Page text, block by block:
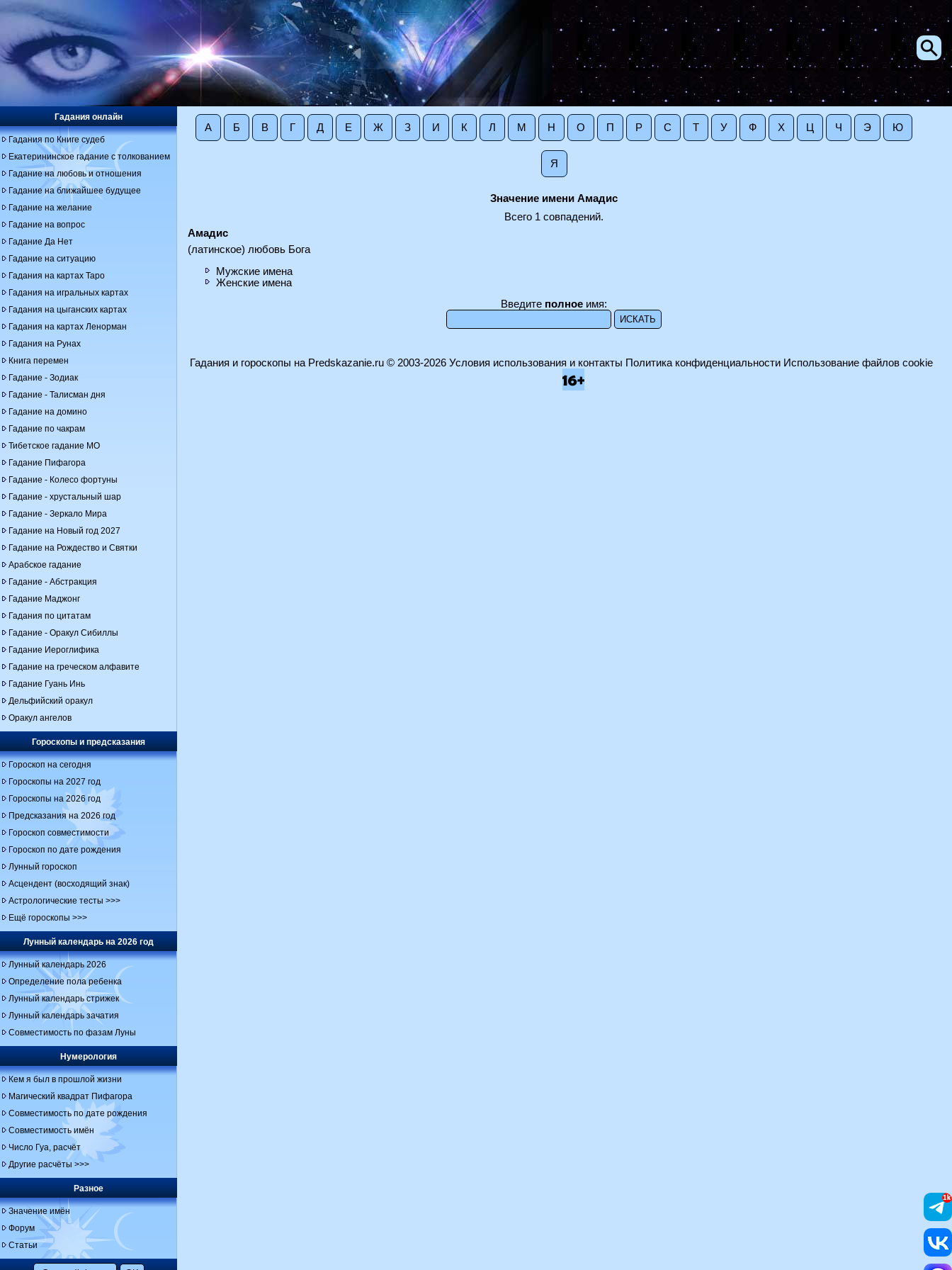
А Б В Г Д Е Ж З И К Л М Н О П Р С Т У Ф Х Ц Ч Э Ю
Я
Значение имени Амадис
Всего 1 совпадений.
Амадис
(латинское) любовь Бога
Мужские имена
Женские имена
Введите полное имя:
Гадания онлайн
Гадания по Книге судеб
Екатерининское гадание с толкованием
Гадание на любовь и отношения
Гадание на ближайшее будущее
Гадание на желание
Гадание на вопрос
Гадание Да Нет
Гадание на ситуацию
Гадания на картах Таро
Гадания на игральных картах
Гадания на цыганских картах
Гадания на картах Ленорман
Гадания на Рунах
Книга перемен
Гадание - Зодиак
Гадание - Талисман дня
Гадание на домино
Гадание по чакрам
Тибетское гадание МО
Гадание Пифагора
Гадание - Колесо фортуны
Гадание - хрустальный шар
Гадание - Зеркало Мира
Гадание на Новый год 2027
Гадание на Рождество и Святки
Арабское гадание
Гадание - Абстракция
Гадание Маджонг
Гадания по цитатам
Гадание - Оракул Сибиллы
Гадание Иероглифика
Гадание на греческом алфавите
Гадание Гуань Инь
Дельфийский оракул
Оракул ангелов
Гороскопы и предсказания
Гороскоп на сегодня
Гороскопы на 2027 год
Гороскопы на 2026 год
Предсказания на 2026 год
Гороскоп совместимости
Гороскоп по дате рождения
Лунный гороскоп
Асцендент (восходящий знак)
Астрологические тесты >>>
Ещё гороскопы >>>
Лунный календарь на 2026 год
Лунный календарь 2026
Определение пола ребенка
Лунный календарь стрижек
Лунный календарь зачатия
Совместимость по фазам Луны
Нумерология
Кем я был в прошлой жизни
Магический квадрат Пифагора
Совместимость по дате рождения
Совместимость имён
Число Гуа, расчёт
Другие расчёты >>>
Разное
Значение имён
Форум
Статьи
Гадания и гороскопы на Predskazanie.ru© 2003-2026 Условия использования и контакты Политика конфиденциальности Использование файлов cookie